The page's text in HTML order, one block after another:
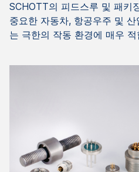
SCHOTT의 피드스루 및 패키
중요한 자동차, 항공우주 및
는 극한의 작동 환경에 매우 적